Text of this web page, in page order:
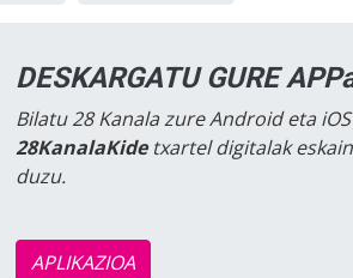
DESKARGATU GURE
Bilatu 28 Kanala zure Android eta
28KanalaKidetxartel digitalak
duzu.
APLIKAZIOA